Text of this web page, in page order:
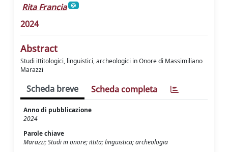
Rita Francia
2024
Abstract
Studi ittitologici, linguistici, archeologici in Onore di Massimiliano
Marazzi
Scheda breve Scheda completa
Anno di pubblicazione
2024
Parole chiave
Marazzi; Studi in onore; ittita; linguistica; archeologia